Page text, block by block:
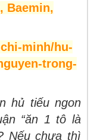
Baemin,
minh/hu-
trong-
hủ tiếu ngon
“ăn 1 tô là
Nếu chưa thì